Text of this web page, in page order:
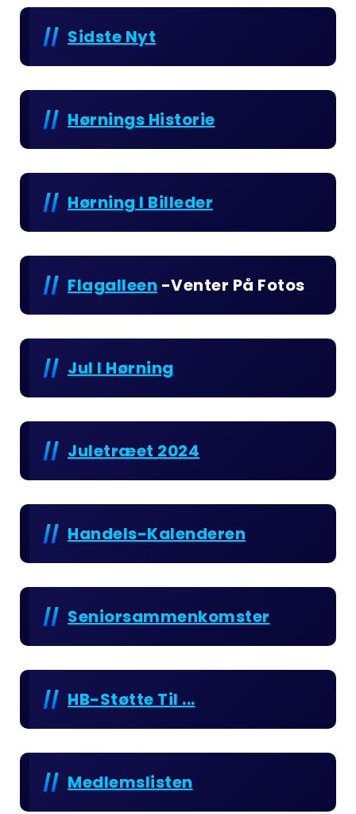
Sidste Nyt
Hørnings Historie
Hørning I Billeder
Flagalleen -venter På Fotos
Jul I Hørning
Juletræet 2024
Handels-Kalenderen
Seniorsammenkomster
HB-Støtte Til ...
Medlemslisten